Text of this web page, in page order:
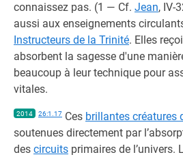
connaissez pas. (1 — Cf. Jean, IV-
aussi aux enseignements
Instructeurs de la Trinité. Elles
absorbent la sagesse d'une
beaucoup à leur technique pour
vitales.
2014 26:1.17 Ces brillantes créatures
soutenues directement par
des circuits primaires de l’univers.